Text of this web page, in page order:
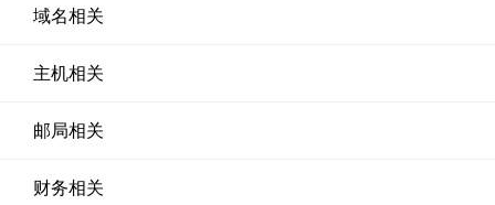
域名相关
主机相关
邮局相关
财务相关